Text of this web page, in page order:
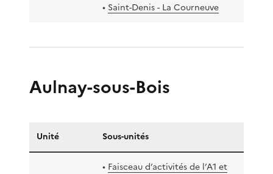
• Saint-Denis - La Courneuve
Aulnay-sous-Bois
Unité Sous-unités
• Faisceau d’activités de l’A1 et